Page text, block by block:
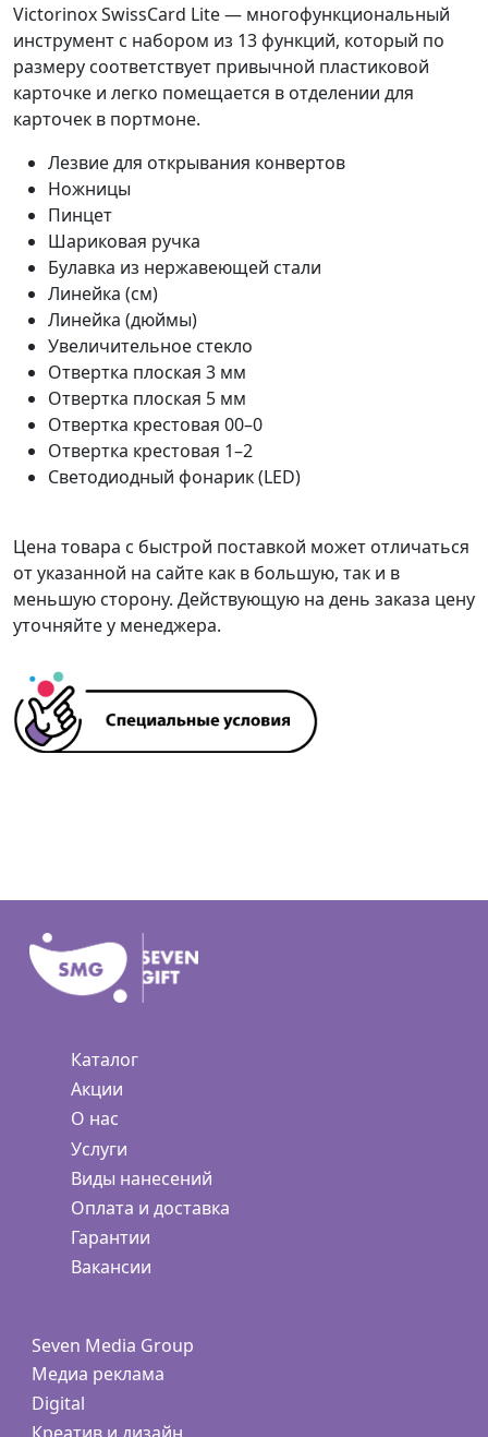
Victorinox SwissCard Lite — многофункциональный
инструмент с набором из 13 функций, который по
размеру соответствует привычной пластиковой
карточке и легко помещается в отделении для
карточек в портмоне.
Лезвие для открывания конвертов
Ножницы
Пинцет
Шариковая ручка
Булавка из нержавеющей стали
Линейка (см)
Линейка (дюймы)
Увеличительное стекло
Отвертка плоская 3 мм
Отвертка плоская 5 мм
Отвертка крестовая 00–0
Отвертка крестовая 1–2
Светодиодный фонарик (LED)
Цена товара с быстрой поставкой может отличаться
от указанной на сайте как в большую, так и в
меньшую сторону. Действующую на день заказа цену
уточняйте у менеджера.
Каталог
Акции
О нас
Услуги
Виды нанесений
Оплата и доставка
Гарантии
Вакансии
Seven Media Group
Медиа реклама
Digital